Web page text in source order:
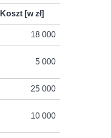
Koszt [w zł]
18 000
5 000
25 000
10 000